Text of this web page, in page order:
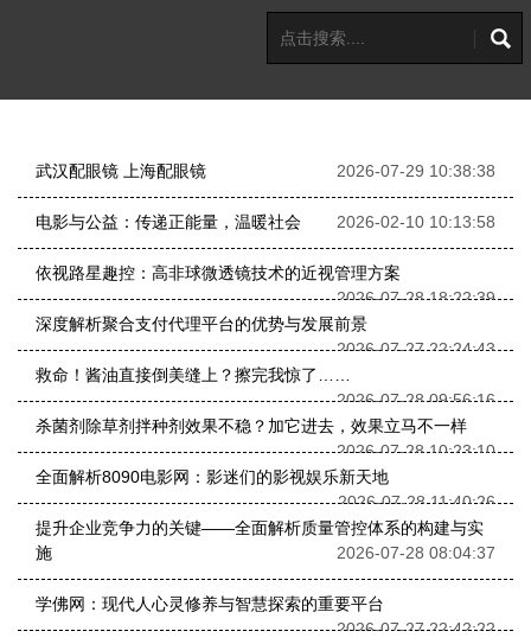
武汉配眼镜 上海配眼镜 2026-07-29 10:38:38
电影与公益：传递正能量，温暖社会 2026-02-10 10:13:58
依视路星趣控：高非球微透镜技术的近视管理方案
2026-07-28 18:22:39
深度解析聚合支付代理平台的优势与发展前景
2026-07-27 22:24:43
救命！酱油直接倒美缝上？擦完我惊了……
2026-07-28 09:56:16
杀菌剂除草剂拌种剂效果不稳？加它进去，效果立马不一样
2026-07-28 10:23:10
全面解析8090电影网：影迷们的影视娱乐新天地
2026-07-28 11:40:26
提升企业竞争力的关键——全面解析质量管控体系的构建与实
施
2026-07-28 08:04:37
学佛网：现代人心灵修养与智慧探索的重要平台
2026-07-27 22:42:22